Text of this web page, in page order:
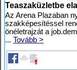
Teaszaküzletbe
Az Arena Plazaban
szakképesítéssel
önéletrajzát a
... Tovább >